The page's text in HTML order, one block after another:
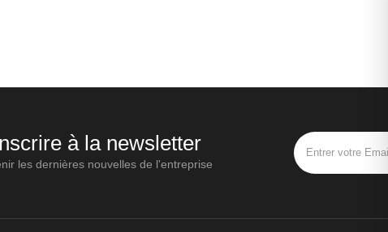
à la newsletter
les dernières nouvelles de l'entreprise